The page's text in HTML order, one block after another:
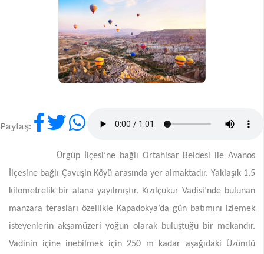
Paylaş:
Ürgüp İlçesi’ne bağlı Ortahisar Beldesi ile Avanos
İlçesine bağlı Çavuşin Köyü arasında yer almaktadır. Yaklaşık 1,5
kilometrelik bir alana yayılmıştır. Kızılçukur Vadisi’nde bulunan
manzara terasları özellikle Kapadokya’da gün batımını izlemek
isteyenlerin akşamüzeri yoğun olarak buluştuğu bir mekandır.
Vadinin içine inebilmek için 250 m kadar aşağıdaki Üzümlü